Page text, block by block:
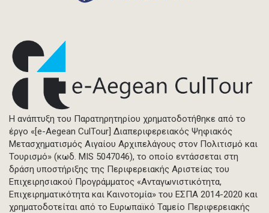
Η ανάπτυξη του Παρατηρητηρίου χρηματοδοτήθηκε από το
έργο «[e-Aegean CulTour] Διαπεριφερειακός Ψηφιακός
Μετασχηματισμός Αιγαίου Αρχιπελάγους στον Πολιτισμό και
Τουρισμό» (κωδ. MIS 5047046), το οποίο εντάσσεται στη
δράση υποστήριξης της Περιφερειακής Αριστείας του
Επιχειρησιακού Προγράμματος «Ανταγωνιστικότητα,
Επιχειρηματικότητα και Καινοτομία» του ΕΣΠΑ 2014-2020 και
χρηματοδοτείται από το Ευρωπαϊκό Ταμείο Περιφερειακής